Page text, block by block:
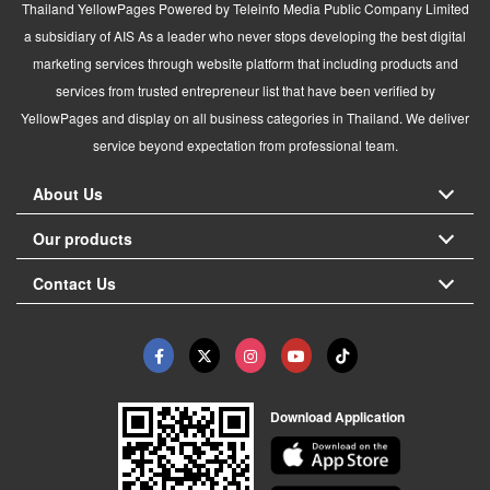
Thailand YellowPages Powered by Teleinfo Media Public Company Limited
a subsidiary of AIS As a leader who never stops developing the best digital
marketing services through website platform that including products and
services from trusted entrepreneur list that have been verified by
YellowPages and display on all business categories in Thailand. We deliver
service beyond expectation from professional team.
About Us
Our products
Contact Us
Download Application